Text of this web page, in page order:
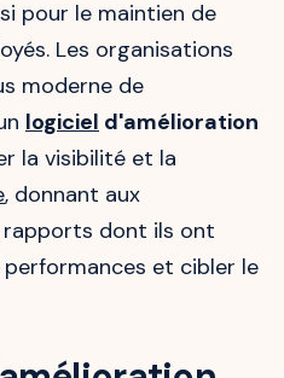
pour le maintien de
Les organisations
moderne de
logiciel d'amélioration
la visibilité et la
, donnant aux
rapports dont ils ont
et cibler le